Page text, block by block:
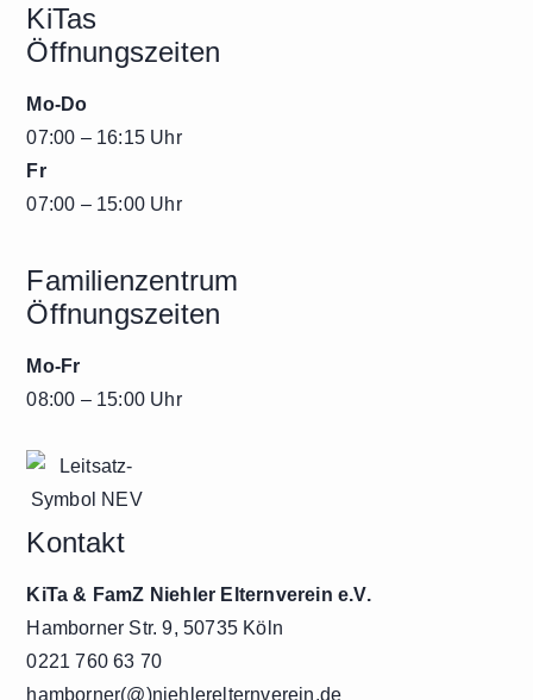
KiTas
Öffnungszeiten
Mo-Do
07:00 – 16:15 Uhr
Fr
07:00 – 15:00 Uhr
Familienzentrum
Öffnungszeiten
Mo-Fr
08:00 – 15:00 Uhr
Kontakt
KiTa & FamZ Niehler Elternverein e.V.
Hamborner Str. 9, 50735 Köln
0221 760 63 70
hamborner(@)niehlerelternverein.de